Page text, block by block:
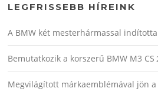
LEGFRISSEBB HÍREINK
A BMW két mesterhármassal
Bemutatkozik a korszerű BMW M3 CS
Megvilágított márkaemblémával jön